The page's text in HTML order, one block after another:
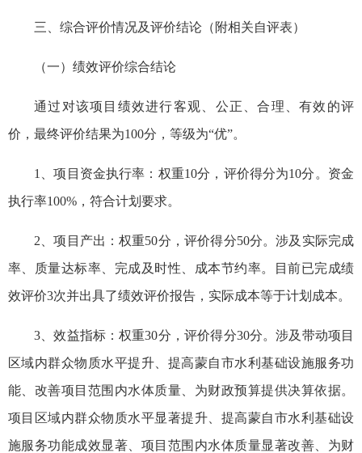
三、综合评价情况及评价结论（附相关自评表）
（一）绩效评价综合结论
通过对该项目绩效进行客观、公正、合理、有效的评
价，最终评价结果为100分，等级为“优”。
1、项目资金执行率：权重10分，评价得分为10分。资金
执行率100%，符合计划要求。
2、项目产出：权重50分，评价得分50分。涉及实际完成
率、质量达标率、完成及时性、成本节约率。目前已完成绩
效评价3次并出具了绩效评价报告，实际成本等于计划成本。
3、效益指标：权重30分，评价得分30分。涉及带动项目
区域内群众物质水平提升、提高蒙自市水利基础设施服务功
能、改善项目范围内水体质量、为财政预算提供决算依据。
项目区域内群众物质水平显著提升、提高蒙自市水利基础设
施服务功能成效显著、项目范围内水体质量显著改善、为财